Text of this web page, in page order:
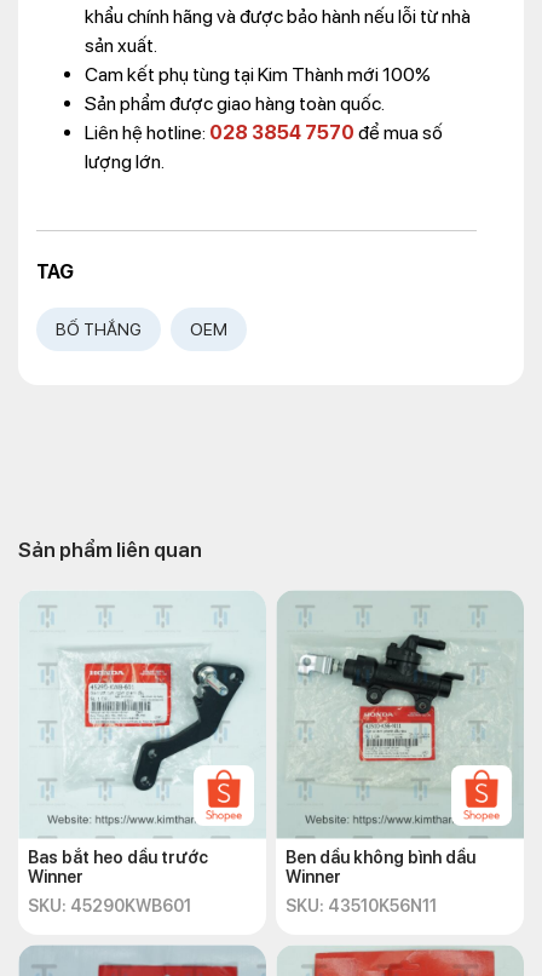
khẩu chính hãng và được bảo hành nếu lỗi từ nhà
sản xuất.
Cam kết phụ tùng tại Kim Thành mới 100%
Sản phẩm được giao hàng toàn quốc.
Liên hệ hotline: 028 3854 7570 để mua số
lượng lớn.
TAG
BỐ THẮNG OEM
Sản phẩm liên quan
Bas bắt heo dầu trước
Winner
SKU: 45290KWB601
Ben dầu không bình dầu
Winner
SKU: 43510K56N11